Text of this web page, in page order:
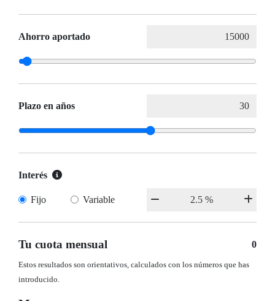
Ahorro aportado
Plazo en años
Interés
Fijo Variable
Tu cuota mensual 0
Estos resultados son orientativos, calculados con los números que has
introducido.